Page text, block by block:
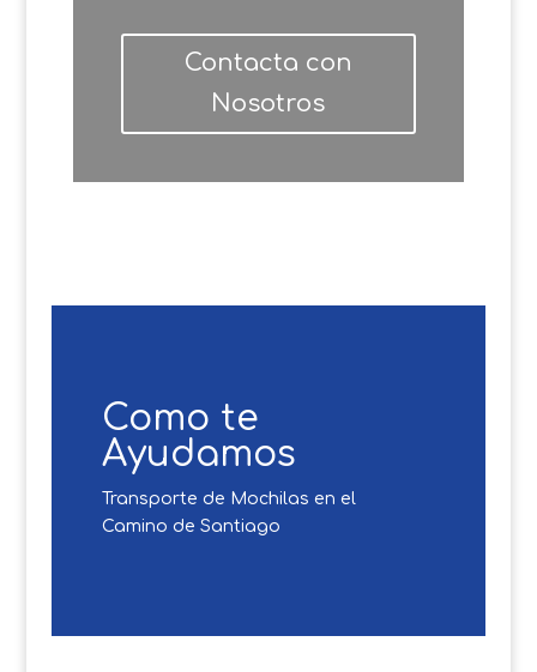
Contacta con
Nosotros
Como te
Ayudamos
Transporte de Mochilas en el
Camino de Santiago